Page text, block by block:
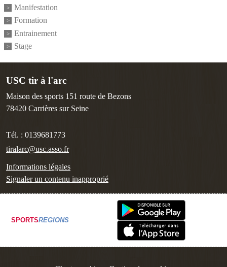
Manifestation
Formation
Entrainement
Stage
USC tir à l'arc
Maison des sports 151 route de Bezons
78420 Carrières sur Seine
Tél. : 0139681773
tiralarc@usc.asso.fr
Informations légales
Signaler un contenu inapproprié
SPORTSREGIONS